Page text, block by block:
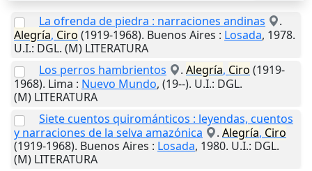
La ofrenda de piedra : narraciones andinas
.
Alegría, Ciro (1919-1968). Buenos Aires : Losada, 1978.
U.I.: DGL. (M) LITERATURA
Los perros hambrientos
. Alegría, Ciro (1919-
1968). Lima : Nuevo Mundo, (19--). U.I.: DGL.
(M) LITERATURA
Siete cuentos quirománticos : leyendas, cuentos
y narraciones de la selva amazónica
. Alegría, Ciro
(1919-1968). Buenos Aires : Losada, 1980. U.I.: DGL.
(M) LITERATURA